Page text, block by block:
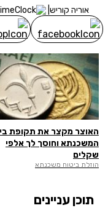
אוריה קוריש
האוצר מקצר את תקופת
המשכנתא וחוסך לך אלפי
שקלים
הוזלת ביטוח משכנתא
תוכן עניינים
אני מאשר שקראתי את
פרטיי ישמש לקבלת פניות,
בנוגע לתוכניות ביטוח או
מסכימ/ה לקבלת תוכן,
דוא"ל, SMS או טלפון
שלח לבדיקת זכאות